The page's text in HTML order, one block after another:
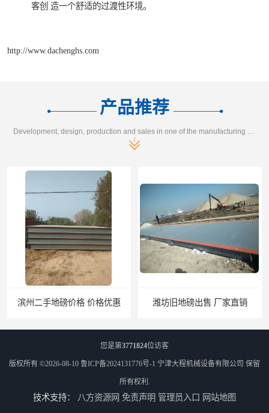
客创 造一个舒适的过渡性环境。
http://www.dachenghs.com
产品推荐
Development, design, production and sales in one of the manufacturing enterprises
滨州二手地磅价格 价格优惠 潍坊旧地磅出售 厂家直销
您是第3771824位访客
版权所有 ©2026-08-10 鲁ICP备2024131776号-1 宁津大程机械设备有限公司 保留
所有权利.
技术支持： 八方资源网 免责声明 管理员入口 网站地图